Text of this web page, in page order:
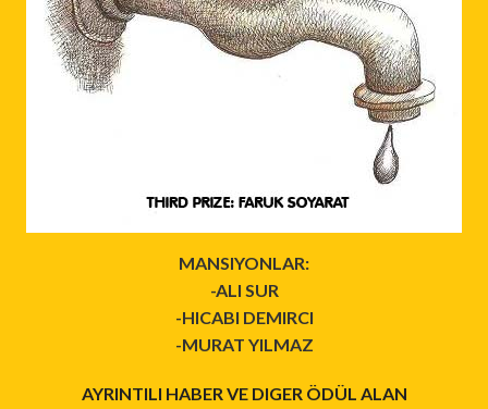
MANSIYONLAR:
-ALI SUR
-HICABI DEMIRCI
-MURAT YILMAZ
AYRINTILI HABER VE DIGER ÖDÜL ALAN